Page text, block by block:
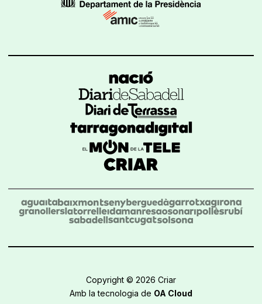
Copyright © 2026 Criar
Amb la tecnologia de OA Cloud